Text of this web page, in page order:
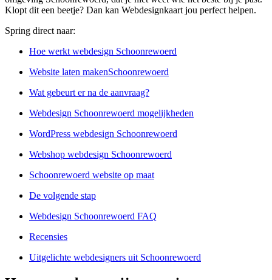
Klopt dit een beetje? Dan kan Webdesignkaart jou perfect helpen.
Spring direct naar:
Hoe werkt webdesign Schoonrewoerd
Website laten makenSchoonrewoerd
Wat gebeurt er na de aanvraag?
Webdesign Schoonrewoerd mogelijkheden
WordPress webdesign Schoonrewoerd
Webshop webdesign Schoonrewoerd
Schoonrewoerd website op maat
De volgende stap
Webdesign Schoonrewoerd FAQ
Recensies
Uitgelichte webdesigners uit Schoonrewoerd